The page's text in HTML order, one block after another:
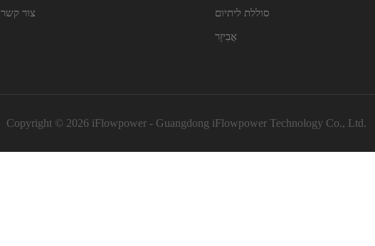
צור קשר סוללת ליתיום
אֲבִיזָר
Copyright © 2026 iFlowpower - Guangdong iFlowpower Technology Co., Ltd.